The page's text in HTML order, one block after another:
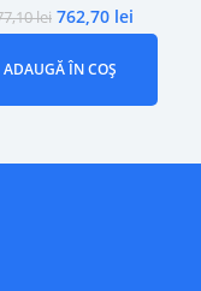
lei 762,70 lei
ADAUGĂ ÎN COȘ